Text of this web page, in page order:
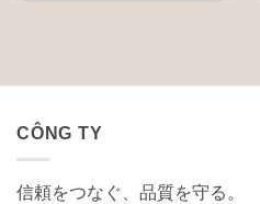
CÔNG TY
信頼をつなぐ、品質を守る。